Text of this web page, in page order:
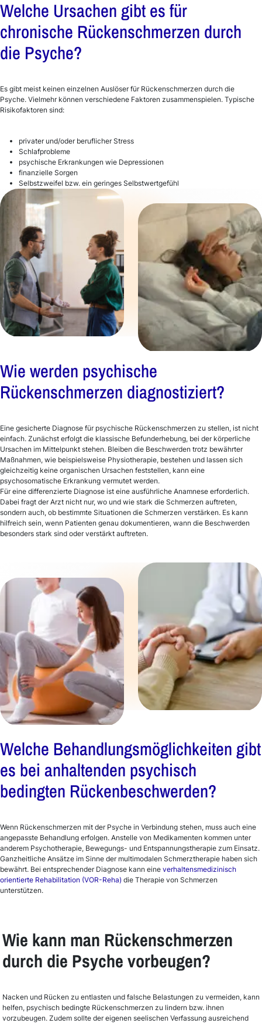
Welche Ursachen gibt es für
chronische Rückenschmerzen durch
die Psyche?
Es gibt meist keinen einzelnen Auslöser für Rückenschmerzen durch die
Psyche. Vielmehr können verschiedene Faktoren zusammenspielen. Typische
Risikofaktoren sind:
privater und/oder beruflicher Stress
Schlafprobleme
psychische Erkrankungen wie Depressionen
finanzielle Sorgen
Selbstzweifel bzw. ein geringes Selbstwertgefühl
Wie werden psychische
Rückenschmerzen diagnostiziert?
Eine gesicherte Diagnose für psychische Rückenschmerzen zu stellen, ist nicht
einfach. Zunächst erfolgt die klassische Befunderhebung, bei der körperliche
Ursachen im Mittelpunkt stehen. Bleiben die Beschwerden trotz bewährter
Maßnahmen, wie beispielsweise Physiotherapie, bestehen und lassen sich
gleichzeitig keine organischen Ursachen feststellen, kann eine
psychosomatische Erkrankung vermutet werden.
Für eine differenzierte Diagnose ist eine ausführliche Anamnese erforderlich.
Dabei fragt der Arzt nicht nur, wo und wie stark die Schmerzen auftreten,
sondern auch, ob bestimmte Situationen die Schmerzen verstärken. Es kann
hilfreich sein, wenn Patienten genau dokumentieren, wann die Beschwerden
besonders stark sind oder verstärkt auftreten.
Welche Behandlungsmöglichkeiten gibt
es bei anhaltenden psychisch
bedingten Rückenbeschwerden?
Wenn Rückenschmerzen mit der Psyche in Verbindung stehen, muss auch eine
angepasste Behandlung erfolgen. Anstelle von Medikamenten kommen unter
anderem Psychotherapie, Bewegungs- und Entspannungstherapie zum Einsatz.
Ganzheitliche Ansätze im Sinne der multimodalen Schmerztherapie haben sich
bewährt. Bei entsprechender Diagnose kann eine verhaltensmedizinisch
orientierte Rehabilitation (VOR-Reha) die Therapie von Schmerzen
unterstützen.
Wie kann man Rückenschmerzen
durch die Psyche vorbeugen?
Nacken und Rücken zu entlasten und falsche Belastungen zu vermeiden, kann
helfen, psychisch bedingte Rückenschmerzen zu lindern bzw. ihnen
vorzubeugen. Zudem sollte der eigenen seelischen Verfassung ausreichend